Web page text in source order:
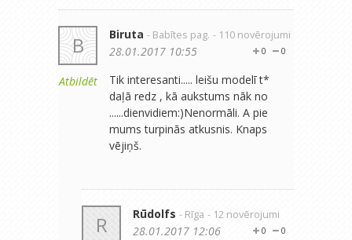
B
Atbildēt
Biruta - Babītes pag. - 110 novērojumi
0
0
28.01.2017 10:55
Tik interesanti..... leišu modelī t*
daļā redz , kā aukstums nāk no
......dienvidiem:)Nenormāli. A pie
mums turpinās atkusnis. Knaps
vējiņš.
R Rūdolfs - Rīga - 12 novērojumi
0
0
28.01.2017 12:06